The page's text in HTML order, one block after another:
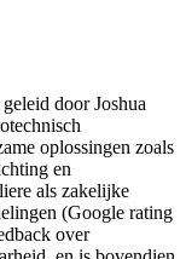
door Joshua
oplossingen zoals
en
als zakelijke
(Google rating
over